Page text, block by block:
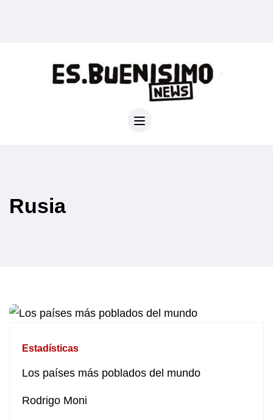
Rusia
Estadísticas
Los países más poblados del mundo
Rodrigo Moni